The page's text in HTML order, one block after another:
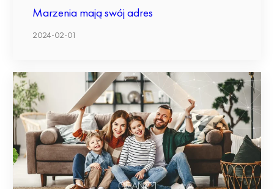
Marzenia mają swój adres
2024-02-01